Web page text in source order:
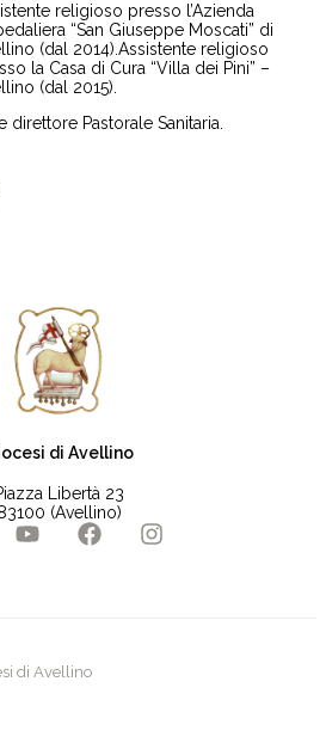
religioso presso l’Azienda
“San Giuseppe Moscati” di
(dal 2014).Assistente religioso
la Casa di Cura “Villa dei Pini” –
(dal 2015).
direttore Pastorale Sanitaria.
di Avellino
Libertà 23
(Avellino)
di Avellino